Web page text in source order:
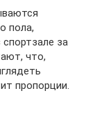
пола,
за
что,
пропорции.